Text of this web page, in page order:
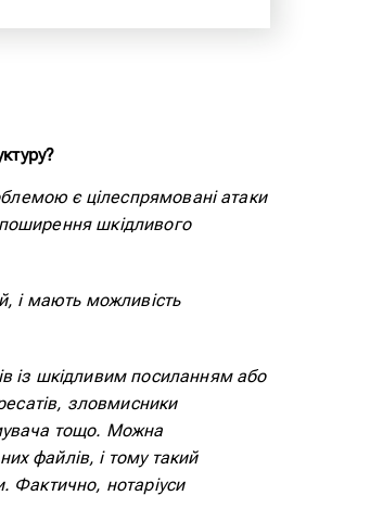
є цілеспрямовані атаки
шкідливого
і мають можливість
із шкідливим посиланням або
зловмисники
тощо. Можна
файлів, і тому такий
Фактично, нотаріуси